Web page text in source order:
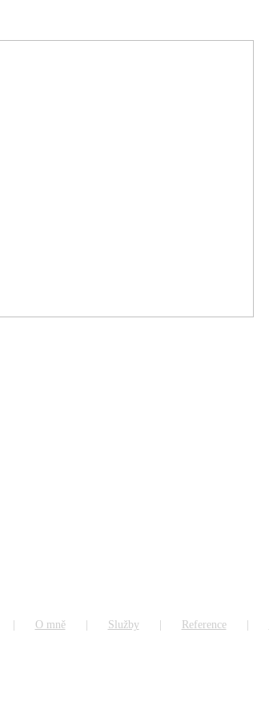
O mně Služby Reference